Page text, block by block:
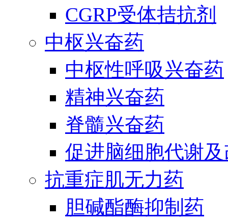
CGRP受体拮抗剂
中枢兴奋药
中枢性呼吸兴奋药
精神兴奋药
脊髓兴奋药
促进脑细胞代谢
抗重症肌无力药
胆碱酯酶抑制药